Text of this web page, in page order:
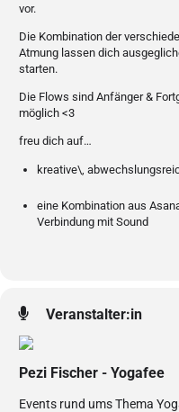
vor.
Die Kombination der
Atmung lassen dich
starten.
Die Flows sind Anfänger &
möglich <3
freu dich auf…
kreative\,
eine Kombination aus
Verbindung mit Sound
Veranstalter:in
Pezi Fischer - Yogafee
Events rund ums Thema